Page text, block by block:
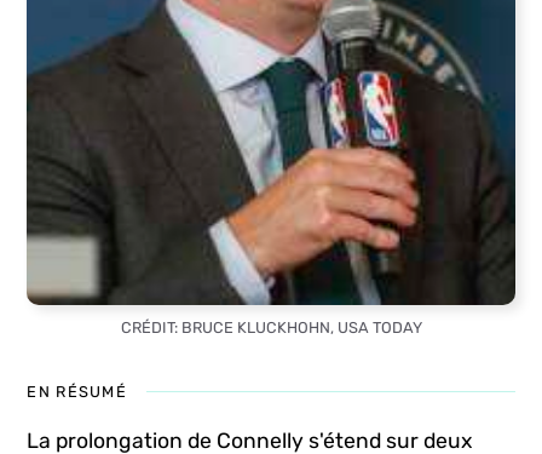
CRÉDIT: BRUCE KLUCKHOHN, USA TODAY
EN RÉSUMÉ
La prolongation de Connelly s'étend sur deux